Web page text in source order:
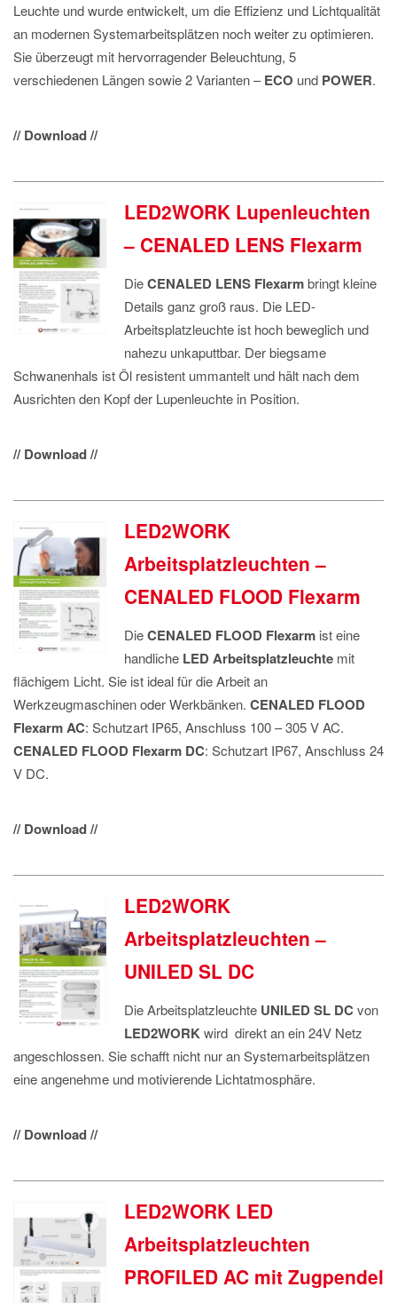
Leuchte und wurde entwickelt, um die Effizienz und Lichtqualität
an modernen Systemarbeitsplätzen noch weiter zu optimieren.
Sie überzeugt mit hervorragender Beleuchtung, 5
verschiedenen Längen sowie 2 Varianten –ECO und POWER.
// Download //
LED2WORK Lupenleuchten
– CENALED LENS Flexarm
DieCENALED LENS Flexarmbringt kleine
Details ganz groß raus. Die LED-
Arbeitsplatzleuchte ist hoch beweglich und
nahezu unkaputtbar. Der biegsame
Schwanenhals ist Öl resistent ummantelt und hält nach dem
Ausrichten den Kopf der Lupenleuchte in Position.
// Download //
LED2WORK
Arbeitsplatzleuchten –
CENALED FLOOD Flexarm
DieCENALED FLOOD Flexarm ist eine
handliche LED Arbeitsplatzleuchtemit
flächigem Licht. Sie ist ideal für die Arbeit an
Werkzeugmaschinen oder Werkbänken. CENALED FLOOD
Flexarm AC: Schutzart IP65, Anschluss 100 – 305 V AC.
CENALED FLOOD Flexarm DC: Schutzart IP67, Anschluss 24
V DC.
// Download //
LED2WORK
Arbeitsplatzleuchten –
UNILED SL DC
Die ArbeitsplatzleuchteUNILED SL DC von
LED2WORKwird direkt an ein 24V Netz
angeschlossen. Sie schafft nicht nur an Systemarbeitsplätzen
eine angenehme und motivierende Lichtatmosphäre.
// Download //
LED2WORK LED
Arbeitsplatzleuchten
PROFILED AC mit Zugpendel